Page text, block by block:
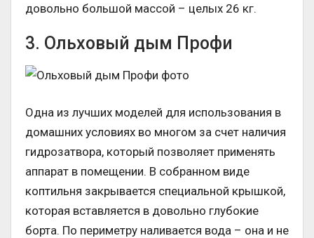
довольно большой массой – целых 26 кг.
3. Ольховый дым Профи
Одна из лучших моделей для использования в
домашних условиях во многом за счет наличия
гидрозатвора, который позволяет применять
аппарат в помещении. В собранном виде
коптильня закрывается специальной крышкой,
которая вставляется в довольно глубокие
борта. По периметру наливается вода – она и не